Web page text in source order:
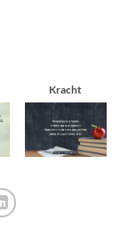
Kracht